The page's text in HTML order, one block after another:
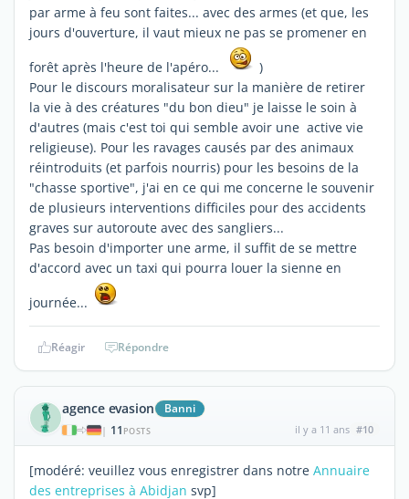
par arme à feu sont faites... avec des armes (et que, les
jours d'ouverture, il vaut mieux ne pas se promener en
forêt après l'heure de l'apéro...
)
Pour le discours moralisateur sur la manière de retirer
la vie à des créatures "du bon dieu" je laisse le soin à
d'autres (mais c'est toi qui semble avoir une active vie
religieuse). Pour les ravages causés par des animaux
réintroduits (et parfois nourris) pour les besoins de la
"chasse sportive", j'ai en ce qui me concerne le souvenir
de plusieurs interventions difficiles pour des accidents
graves sur autoroute avec des sangliers...
Pas besoin d'importer une arme, il suffit de se mettre
d'accord avec un taxi qui pourra louer la sienne en
journée...
Réagir Répondre
agence evasion Banni
| 11 POSTS il y a 11 ans #10
[modéré: veuillez vous enregistrer dans notre Annuaire
des entreprises à Abidjan svp]